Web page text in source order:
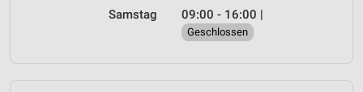
Samstag 09:00 - 16:00 |
Geschlossen